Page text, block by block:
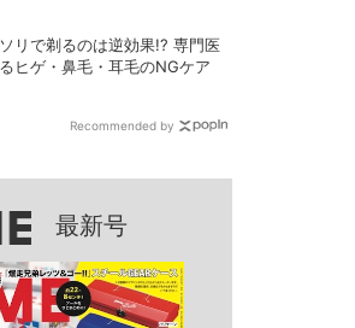
リで剃るのは逆効果!? 専門医
ヒゲ・鼻毛・耳毛のNGケア
Recommended by
最新号